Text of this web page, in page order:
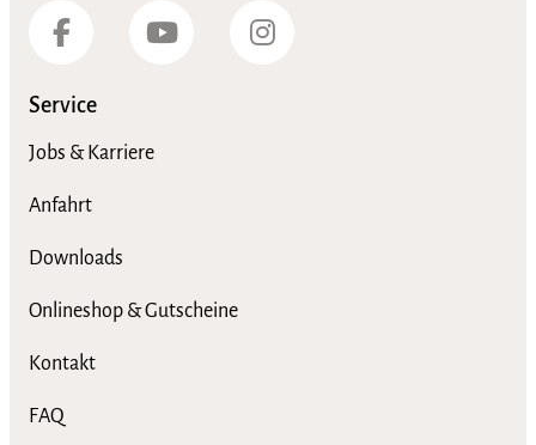
Service
Jobs & Karriere
Anfahrt
Downloads
Onlineshop & Gutscheine
Kontakt
FAQ